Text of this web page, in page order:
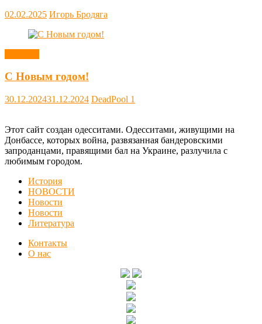
02.02.2025 Игорь Бродяга
С Новым годом!
30.12.202431.12.2024 DeadPool 1
Этот сайт создан одесситами. Одесситами, живущими на
Донбассе, которых война, развязанная бандеровскими
запроданцами, правящими бал на Украине, разлучила с
любимым городом.
История
НОВОСТИ
Новости
Новости
Литература
Контакты
О нас